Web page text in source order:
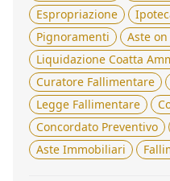
Espropriazione
Pignoramenti
Aste
Liquidazione Coatta
Curatore Fallimentare
Legge Fallimentare
Concordato Preventivo
Aste Immobiliari